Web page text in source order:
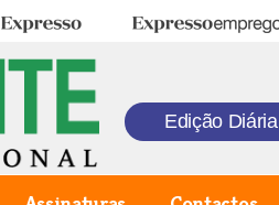
Expresso Expresso Emprego
Edição Diária